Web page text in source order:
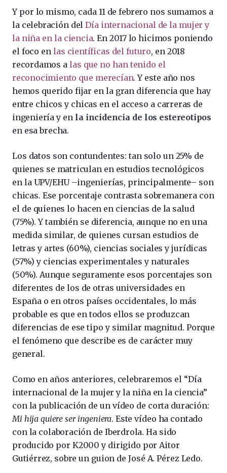
Y por lo mismo, cada 11 de febrero nos sumamos a
la celebración delDía internacional de la mujer y
la niña en la ciencia. En 2017 lo hicimos poniendo
el foco en las científicas del futuro, en 2018
recordamos alas que no han tenido el
reconocimiento que merecían. Y este año nos
hemos querido fijar en la gran diferencia que hay
entre chicos y chicas en el acceso a carreras de
ingeniería y en la incidencia de los estereotipos
en esa brecha.
Los datos son contundentes: tan solo un 25% de
quienes se matriculan en estudios tecnológicos
en la UPV/EHU –ingenierías, principalmente– son
chicas. Ese porcentaje contrasta sobremanera con
el de quienes lo hacen en ciencias de la salud
(75%). Y también se diferencia, aunque no en una
medida similar, de quienes cursan estudios de
letras y artes (60%), ciencias sociales y jurídicas
(57%) y ciencias experimentales y naturales
(50%). Aunque seguramente esos porcentajes son
diferentes de los de otras universidades en
España o en otros países occidentales, lo más
probable es que en todos ellos se produzcan
diferencias de ese tipo y similar magnitud. Porque
el fenómeno que describe es de carácter muy
general.
Como en años anteriores, celebraremos el “Día
internacional de la mujer y la niña en la ciencia”
con la publicación de un vídeo de corta duración:
Mi hija quiere ser ingeniera. Este vídeo ha contado
con la colaboración de Iberdrola. Ha sido
producido por K2000 y dirigido por Aitor
Gutiérrez, sobre un guion de José A. Pérez Ledo.